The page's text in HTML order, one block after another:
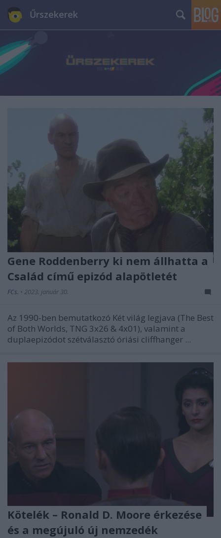
Űrszekerek
Gene Roddenberry ki nem állhatta a
Család című epizód alapötletét
FCs. • 2023. január 30.
Az 1990-ben bemutatkozó Két világ legjava (The Best
of Both Worlds, TNG 3x26 & 4x01), valamint a
duplaepizódot szétválasztó óriási cliffhanger ...
Kötelék – Ronald D. Moore érkezése
és a megújuló új nemzedék